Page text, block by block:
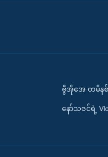
ဗွီအိုအေ တမိန
နော်သဇင်ရဲ့